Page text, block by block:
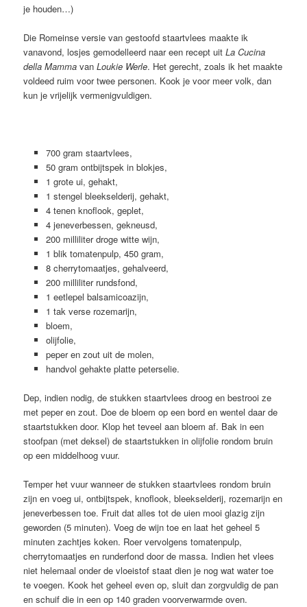
je houden…)
Die Romeinse versie van gestoofd staartvlees maakte ik
vanavond, losjes gemodelleerd naar een recept uitLa Cucina
della MammavanLoukie Werle. Het gerecht, zoals ik het maakte
voldeed ruim voor twee personen. Kook je voor meer volk, dan
kun je vrijelijk vermenigvuldigen.
700 gram staartvlees,
50 gram ontbijtspek in blokjes,
1 grote ui, gehakt,
1 stengel bleekselderij, gehakt,
4 tenen knoflook, geplet,
4 jeneverbessen, gekneusd,
200 milliliter droge witte wijn,
1 blik tomatenpulp, 450 gram,
8 cherrytomaatjes, gehalveerd,
200 milliliter rundsfond,
1 eetlepel balsamicoazijn,
1 tak verse rozemarijn,
bloem,
olijfolie,
peper en zout uit de molen,
handvol gehakte platte peterselie.
Dep, indien nodig, de stukken staartvlees droog en bestrooi ze
met peper en zout. Doe de bloem op een bord en wentel daar de
staartstukken door. Klop het teveel aan bloem af. Bak in een
stoofpan (met deksel) de staartstukken in olijfolie rondom bruin
op een middelhoog vuur.
Temper het vuur wanneer de stukken staartvlees rondom bruin
zijn en voeg ui, ontbijtspek, knoflook, bleekselderij, rozemarijn en
jeneverbessen toe. Fruit dat alles tot de uien mooi glazig zijn
geworden (5 minuten). Voeg de wijn toe en laat het geheel 5
minuten zachtjes koken. Roer vervolgens tomatenpulp,
cherrytomaatjes en runderfond door de massa. Indien het vlees
niet helemaal onder de vloeistof staat dien je nog wat water toe
te voegen. Kook het geheel even op, sluit dan zorgvuldig de pan
en schuif die in een op 140 graden voorverwarmde oven.